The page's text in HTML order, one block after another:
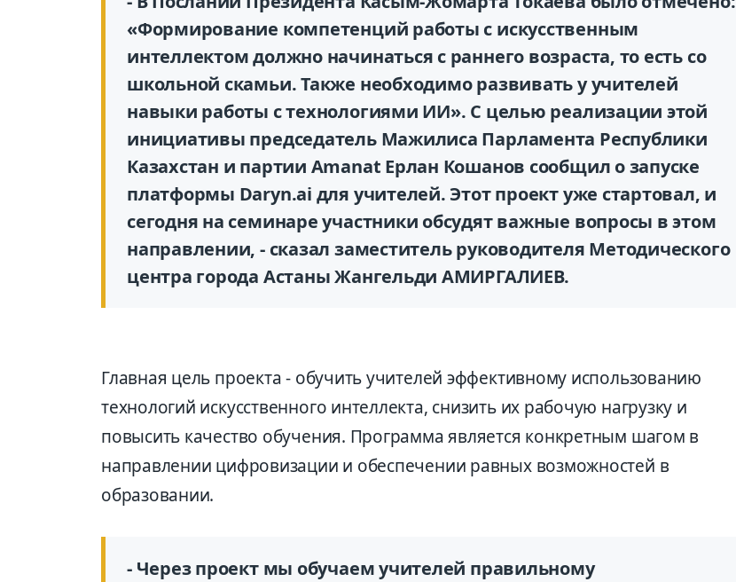
«Формирование компетенций работы с искусственным
интеллектом должно начинаться с раннего возраста, то есть со
школьной скамьи. Также необходимо развивать у учителей
навыки работы с технологиями ИИ». С целью реализации этой
инициативы председатель Мажилиса Парламента Республики
Казахстан и партии Amanat Ерлан Кошанов сообщил о запуске
платформы Daryn.ai для учителей. Этот проект уже стартовал, и
сегодня на семинаре участники обсудят важные вопросы в этом
направлении, - сказал заместитель руководителя Методического
центра города Астаны Жангельди АМИРГАЛИЕВ.
Главная цель проекта - обучить учителей эффективному использованию
технологий искусственного интеллекта, снизить их рабочую нагрузку и
повысить качество обучения. Программа является конкретным шагом в
направлении цифровизации и обеспечении равных возможностей в
образовании.
- Через проект мы обучаем учителей правильному